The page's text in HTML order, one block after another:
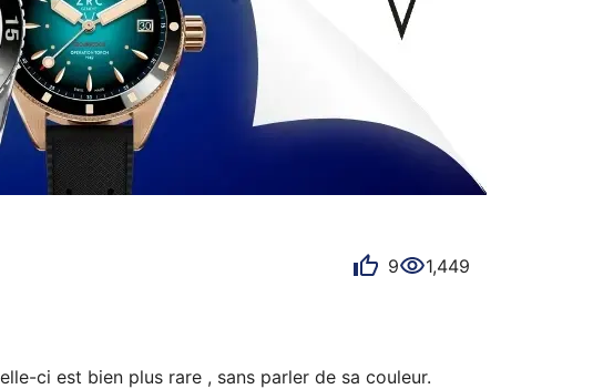
9
1,449
ci est bien plus rare , sans parler de sa couleur.